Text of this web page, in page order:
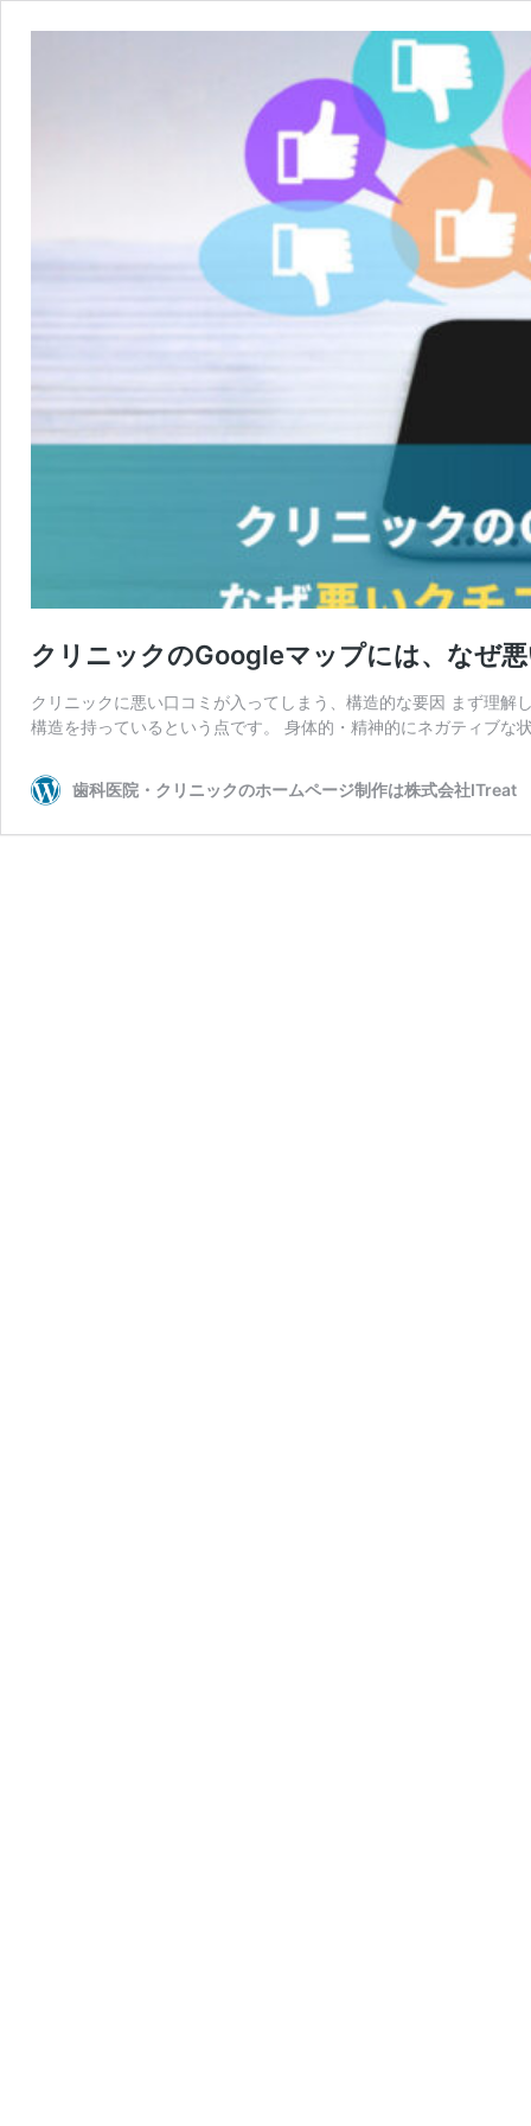
クリニックのGoogleマップには、なぜ
クリニックに悪い口コミが入ってしまう、構造的な要因 まず理
構造を持っているという点です。 身体的・精神的にネガティブ
歯科医院・クリニックのホームページ制作は株式会社ITreat